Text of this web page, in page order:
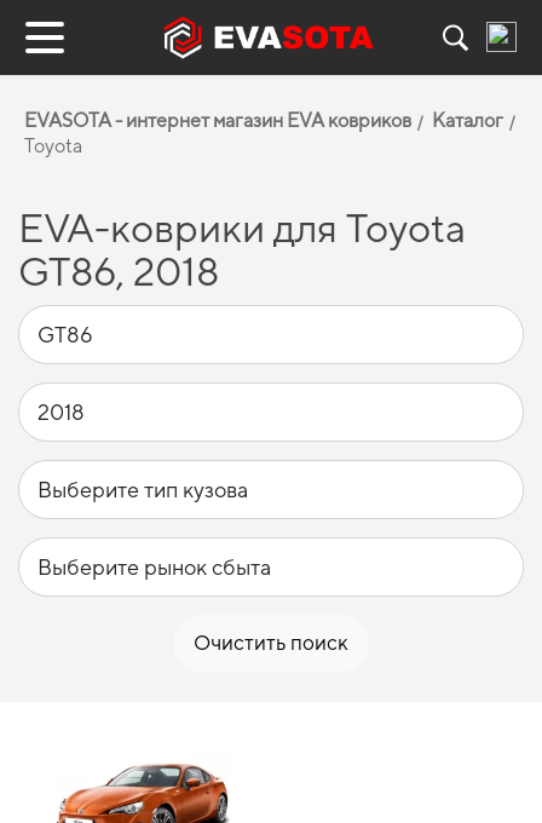
EVASOTA - интернет магазин EVA ковриков
Каталог
Toyota
EVA-коврики для Toyota
GT86, 2018
Очистить поиск